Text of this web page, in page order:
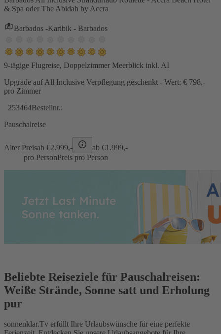
& Spa oder The Abidah by Accra
Barbados -Karibik - Barbados
9-tägige Flugreise, Doppelzimmer Meerblick inkl. AI
Upgrade auf All Inclusive Verpflegung geschenkt - Wert: € 798,-
pro Zimmer
253464Bestellnr.:
Pauschalreise
Alter Preisab €2.999,- ab €1.999,-
pro PersonPreis pro Person
Beliebte Reiseziele für Pauschalreisen:
Weiße Strände, Sonne satt und Erholung
pur
sonnenklar.Tv erfüllt Ihre Urlaubswünsche für eine perfekte